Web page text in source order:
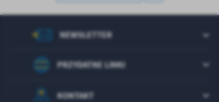
PRZYDATNE LINKI
KONTAKT
NEWSLETTER